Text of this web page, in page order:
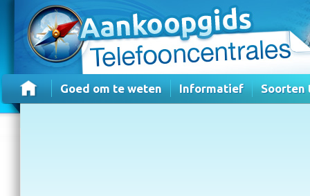
Goed om te weten Informatief Soorten